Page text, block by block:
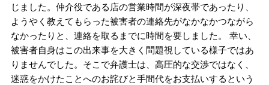
じました。仲介役である店の営業時間が深夜帯であったり、
ようやく教えてもらった被害者の連絡先がなかなかつながら
なかったりと、連絡を取るまでに時間を要しました。 幸い、
被害者自身はこの出来事を大きく問題視している様子ではあ
りませんでした。そこで弁護士は、高圧的な交渉ではなく、
迷惑をかけたことへのお詫びと手間代をお支払いするという